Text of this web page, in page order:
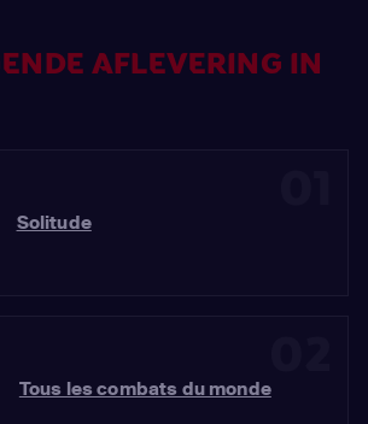
AFLEVERING IN
Solitude
Tous les combats du monde